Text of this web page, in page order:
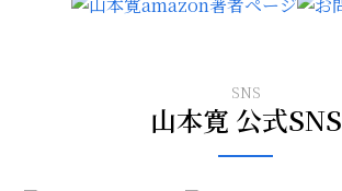
SNS
山本寛 公式SNS